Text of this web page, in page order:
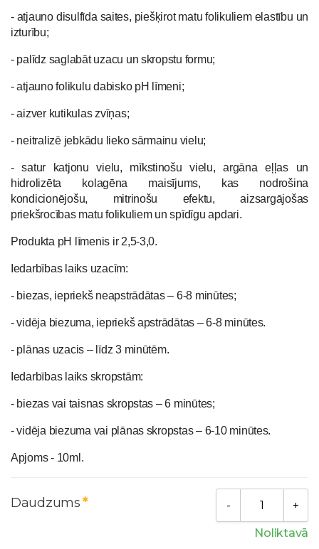
- atjauno disulfīda saites, piešķirot matu folikuliem elastību un
izturību;
- palīdz saglabāt uzacu un skropstu formu;
- atjauno folikulu dabisko pH līmeni;
- aizver kutikulas zvīņas;
- neitralizē jebkādu lieko sārmainu vielu;
- satur katjonu vielu, mīkstinošu vielu, argāna eļļas un
hidrolizēta kolagēna maisījums, kas nodrošina
kondicionējošu, mitrinošu efektu, aizsargājošas
priekšrocības matu folikuliem un spīdīgu apdari.
Produkta pH līmenis ir 2,5-3,0.
Iedarbības laiks uzacīm:
- biezas, iepriekš neapstrādātas – 6-8 minūtes;
- vidēja biezuma, iepriekš apstrādātas – 6-8 minūtes.
- plānas uzacis – līdz 3 minūtēm.
Iedarbības laiks skropstām:
- biezas vai taisnas skropstas – 6 minūtes;
- vidēja biezuma vai plānas skropstas – 6-10 minūtes.
Apjoms - 10ml.
Daudzums
Noliktavā